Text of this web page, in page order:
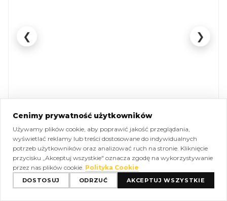
❮ ❯
DOM SPRZEDAŻ R-160626
DOM WOLNOSTOJĄCY 2004r |
REDA | GARAŻ | POD KLUCZ
Cenimy prywatność użytkowników
Używamy plików cookie, aby poprawić jakość przeglądania,
wyświetlać reklamy lub treści dostosowane do indywidualnych
potrzeb użytkowników oraz analizować ruch na stronie. Kliknięcie
przycisku „Akceptuj wszystkie" oznacza zgodę na wykorzystywanie
przez nas plików cookie. Polityka Cookie
DOSTOSUJ ODRZUĆ AKCEPTUJ WSZYSTKIE